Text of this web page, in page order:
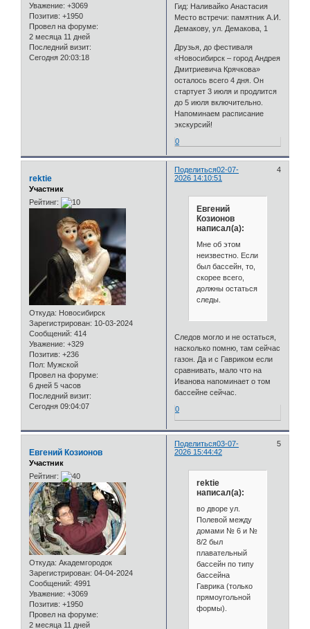
Уважение: +3069
Позитив: +1950
Провел на форуме:
2 месяца 11 дней
Последний визит:
Сегодня 20:03:18
Гид: Наливайко Анастасия
Место встречи: памятник А.И.
Демакову, ул. Демакова, 1
Друзья, до фестиваля
«Новосибирск – город Андрея
Дмитриевича Крячкова»
осталось всего 4 дня. Он
стартует 3 июля и продлится
до 5 июля включительно.
Напоминаем расписание
экскурсий!
0
Поделиться 4
02-07-
2026 14:10:51
rektie
Участник
Рейтинг:
Откуда: Новосибирск
Зарегистрирован: 10-03-2024
Сообщений: 414
Уважение: +329
Позитив: +236
Пол: Мужской
Провел на форуме:
6 дней 5 часов
Последний визит:
Сегодня 09:04:07
Евгений
Козионов
написал(а):
Мне об этом
неизвестно. Если
был бассейн, то,
скорее всего,
должны остаться
следы.
Следов могло и не остаться,
насколько помню, там сейчас
газон. Да и с Гавриком если
сравнивать, мало что на
Иванова напоминает о том
бассейне сейчас.
0
Поделиться 5
03-07-
2026 15:44:42
Евгений Козионов
Участник
Рейтинг:
Откуда: Академгородок
Зарегистрирован: 04-04-2024
Сообщений: 4991
Уважение: +3069
Позитив: +1950
Провел на форуме:
2 месяца 11 дней
rektie
написал(а):
во дворе ул.
Полевой между
домами № 6 и №
8/2 был
плавательный
бассейн по типу
бассейна
Гаврика (только
прямоугольной
формы).